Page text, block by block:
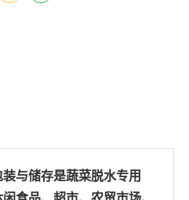
与储存是蔬菜脱水专用